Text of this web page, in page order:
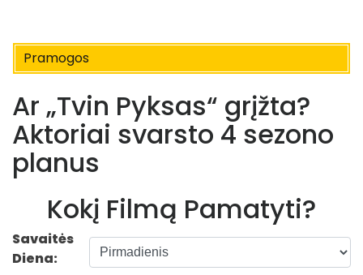
Pramogos
Ar „Tvin Pyksas“ grįžta?
Aktoriai svarsto 4 sezono
planus
Kokį Filmą Pamatyti?
Savaitės
Diena: